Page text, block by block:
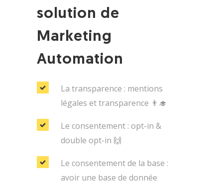
solution de
Marketing
Automation
La transparence : mentions
légales et transparence 👨‍🎓
Le consentement : opt-in &
double opt-in 🙌
Le consentement de la base :
avoir une base de donnée